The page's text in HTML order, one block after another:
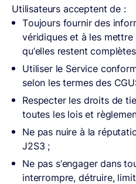
Utilisateurs acceptent de :
Toujours fournir des
véridiques et à les
qu’elles restent
Utiliser le Service
selon les termes des
Respecter les droits de
toutes les lois et
Ne pas nuire à la
J2S3 ;
Ne pas s’engager dans
interrompre, détruire,